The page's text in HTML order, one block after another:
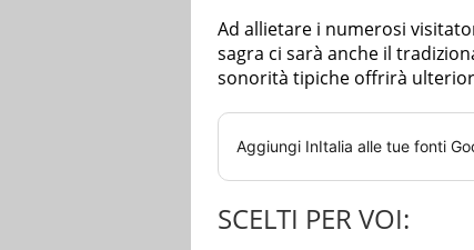
Ad allietare i numerosi
sagra ci sarà anche il
sonorità tipiche offrirà
Aggiungi InItalia alle tue fonti
SCELTI PER VOI: